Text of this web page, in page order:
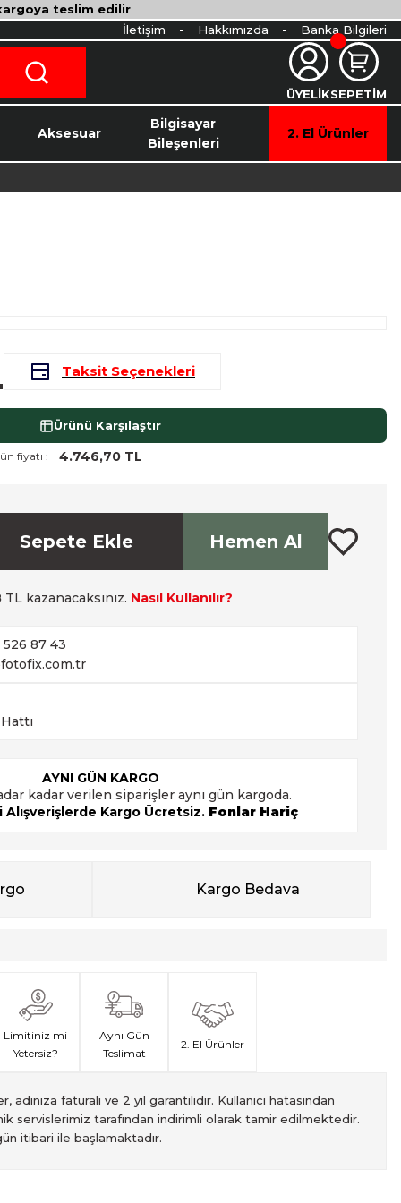
kargoya teslim edilir
İletişim Hakkımızda Banka Bilgileri
ÜYELİKSEPETİM
Aksesuar
Bilgisayar
Bileşenleri
2. El Ürünler
Taksit Seçenekleri
Ürünü Karşılaştır
fiyatı : 4.746,70 TL
Sepete Ekle Hemen Al
TL kazanacaksınız. Nasıl Kullanılır?
526 87 43
AYNI GÜN KARGO
kadar verilen siparişler aynı gün kargoda.
Alışverişlerde Kargo Ücretsiz. Fonlar Hariç
Kargo Bedava
Limitiniz mi
Yetersiz?
Aynı Gün
Teslimat
2. El Ürünler
adınıza faturalı ve 2 yıl garantilidir. Kullanıcı hatasından
servislerimiz tarafından indirimli olarak tamir edilmektedir.
itibari ile başlamaktadır.